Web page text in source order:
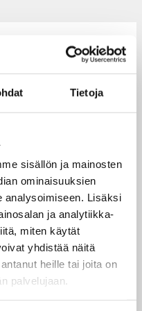
Tietoja
sisällön ja mainosten
ominaisuuksien
analysoimiseen. Lisäksi
ja analytiikka-
miten käytät
yhdistää näitä
heille tai joita on
palvelujaan.